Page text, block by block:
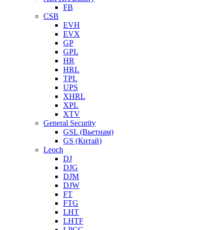
FB
CSB
EVH
EVX
GP
GPL
HR
HRL
TPL
UPS
XHRL
XPL
XTV
General Security
GSL (Вьетнам)
GS (Китай)
Leoch
DJ
DJG
DJM
DJW
FT
FTG
LHT
LHTF